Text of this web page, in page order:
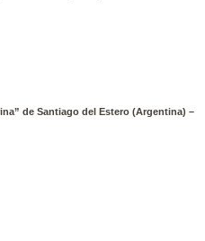
de Santiago del Estero (Argentina) –